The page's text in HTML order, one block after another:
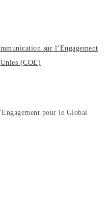
sur l’Engagement
(COE)
pour le Global